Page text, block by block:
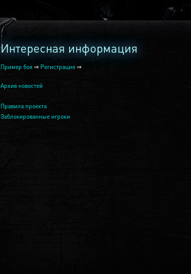
Интересная информация
Пример боя ⇒ Регистрация ⇒
Архив новостей
Правила проекта
Заблокированные игроки